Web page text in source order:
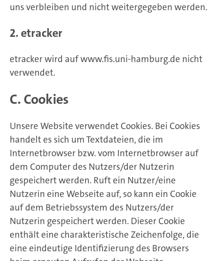
uns verbleiben und nicht weitergegeben werden.
2. etracker
etracker wird auf www.fis.uni-hamburg.de nicht
verwendet.
C. Cookies
Unsere Website verwendet Cookies. Bei Cookies
handelt es sich um Textdateien, die im
Internetbrowser bzw. vom Internetbrowser auf
dem Computer des Nutzers/der Nutzerin
gespeichert werden. Ruft ein Nutzer/eine
Nutzerin eine Webseite auf, so kann ein Cookie
auf dem Betriebssystem des Nutzers/der
Nutzerin gespeichert werden. Dieser Cookie
enthält eine charakteristische Zeichenfolge, die
eine eindeutige Identifizierung des Browsers